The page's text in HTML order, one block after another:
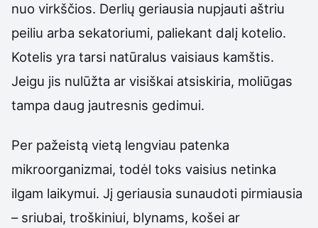
nuo virkščios. Derlių geriausia nupjauti aštriu
peiliu arba sekatoriumi, paliekant dalį kotelio.
Kotelis yra tarsi natūralus vaisiaus kamštis.
Jeigu jis nulūžta ar visiškai atsiskiria, moliūgas
tampa daug jautresnis gedimui.
Per pažeistą vietą lengviau patenka
mikroorganizmai, todėl toks vaisius netinka
ilgam laikymui. Jį geriausia sunaudoti pirmiausia
– sriubai, troškiniui, blynams, košei ar